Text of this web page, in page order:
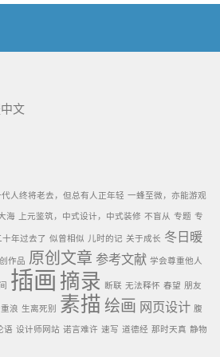
文
代人终将老去，但总有人正年轻 一蜂至微，亦能游观
海 上元鉴筑，中式设计，中式装修 不盲从 专题 专
十年过去了 似曾相似 儿时的记 关于成长 冬日暖
作品 原创文章 参考文献 学会尊重他人
插画 摘录 断联 无法释怀 春望 朋友
浪 生离死别 素描 绘画 网页设计 腹
语 设计师网站 诺言难许 速写 道德经 那时天真 静物